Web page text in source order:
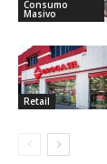
Consumo
Masivo
Retail